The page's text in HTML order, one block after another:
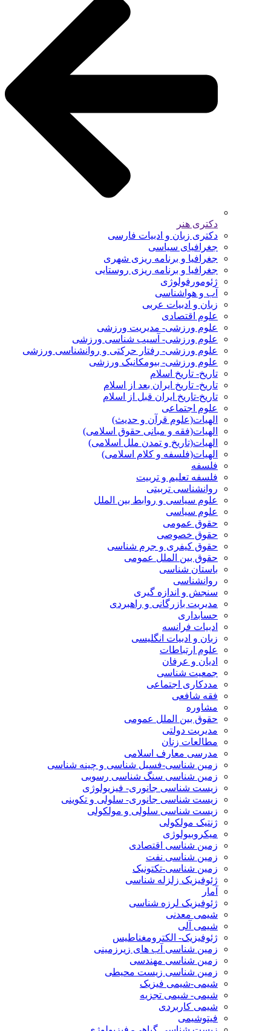
دکتری هنر
دکتری زبان و ادبیات فارسی
جغرافیای سیاسی
جغرافیا و برنامه ریزی شهری
جغرافیا و برنامه ریزی روستایی
ژئومورفولوژی
آب و هواشناسی
زبان و ادبیات عربی
علوم اقتصادی
علوم ورزشی- مدیریت ورزشی
علوم ورزشی- آسیب شناسی ورزشی
علوم ورزشی- رفتار حرکتی و روانشناسی ورزشی
علوم ورزشی- بیومکانیک ورزشی
تاریخ- تاریخ اسلام
تاریخ- تاریخ ایران بعد از اسلام
تاریخ-تاریخ ایران قبل از اسلام
علوم اجتماعی
الهیات(علوم قرآن و حدیث)
الهیات(فقه و مبانی حقوق اسلامی)
الهیات(تاریخ و تمدن ملل اسلامی)
الهیات(فلسفه و کلام اسلامی)
فلسفه
فلسفه تعلیم و تربیت
روانشناسی تربیتی
علوم سیاسی و روابط بین الملل
علوم سیاسی
حقوق عمومی
حقوق خصوصی
حقوق کیفری و جرم شناسی
حقوق بین الملل عمومی
باستان شناسی
روانشناسی
سنجش و اندازه گیری
مدیریت بازرگانی و راهبردی
حسابداری
ادبیات فرانسه
زبان و ادبیات انگلیسی
علوم ارتباطات
ادیان و عرفان
جمعیت شناسی
مددکاری اجتماعی
فقه شافعی
مشاوره
حقوق بین الملل عمومی
مدیریت دولتی
مطالعات زنان
مدرسی معارف اسلامی
زمین شناسی-فسیل شناسی و چینه شناسی
زمین شناسی سنگ شناسی رسوبی
زیست شناسی جانوری- فیزیولوژی
زیست شناسی جانوری- سلولی و تکوینی
زیست شناسی سلولی و مولکولی
ژنتیک مولکولی
میکروبیولوژی
زمین شناسی اقتصادی
زمین شناسی نفت
زمین شناسی-تکتونیک
ژئوفیزیک زلزله شناسی
آمار
ژئوفیزیک لرزه شناسی
شیمی معدنی
شیمی آلی
ژئوفیزیک- الکترومغناطیس
زمین شناسی آب های زیرزمینی
زمین شناسی مهندسی
زمین شناسی زیست محیطی
شیمی-شیمی فیزیک
شیمی- شیمی تجزیه
شیمی کاربردی
فیتوشیمی